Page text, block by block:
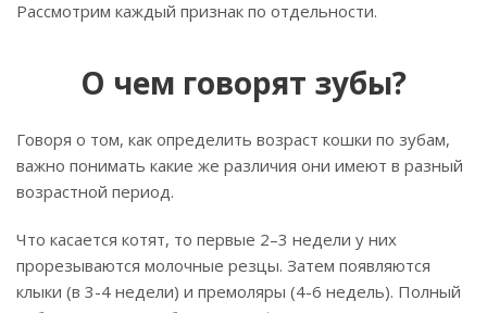
Рассмотрим каждый признак по отдельности.
О чем говорят зубы?
Говоря о том, как определить возраст кошки по зубам,
важно понимать какие же различия они имеют в разный
возрастной период.
Что касается котят, то первые 2–3 недели у них
прорезываются молочные резцы. Затем появляются
клыки (в 3-4 недели) и премоляры (4-6 недель). Полный